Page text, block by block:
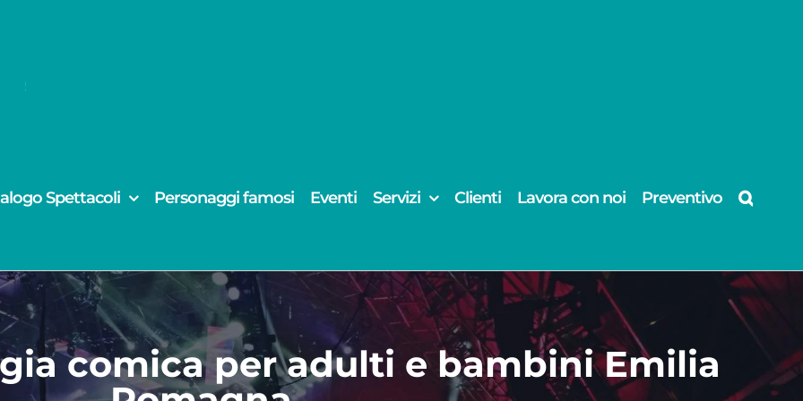
Spettacoli Personaggi famosi Eventi Servizi Clienti Lavora con noi Preventivo
comica per adulti e bambini Emilia